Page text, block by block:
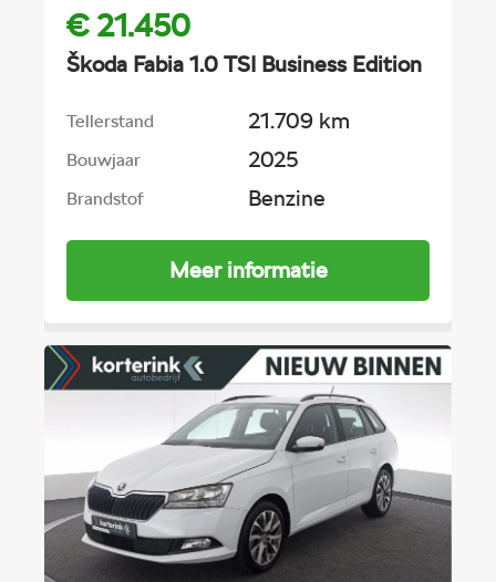
€ 21.450
Škoda Fabia 1.0 TSI Business Edition
Tellerstand 21.709 km
Bouwjaar 2025
Brandstof Benzine
Meer informatie